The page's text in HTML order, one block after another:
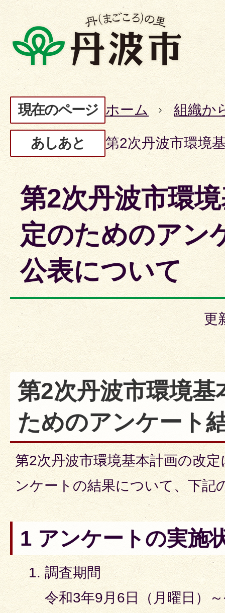
現在のページ ホーム 組織か
あしあと 第2次丹波市環境
第2次丹波市環
定のためのアン
公表について
更
第2次丹波市環境基
ためのアンケート
第2次丹波市環境基本計画の改
ンケートの結果について、下記
1 アンケートの実施
調査期間
令和3年9月6日（月曜日）